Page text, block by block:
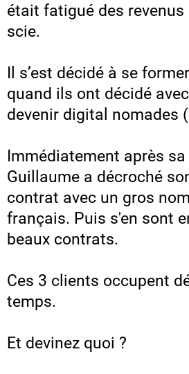
était fatigué des revenus
scie.
Il s’est décidé à se
quand ils ont décidé
devenir digital nomades
Immédiatement après
Guillaume a décroché
contrat avec un gros
français. Puis s'en sont
beaux contrats.
Ces 3 clients occupent
temps.
Et devinez quoi ?